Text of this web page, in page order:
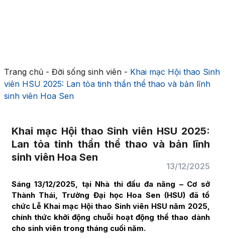
Trang chủ- Đời sống sinh viên- Khai mạc Hội thao Sinh
viên HSU 2025: Lan tỏa tinh thần thể thao và bản lĩnh
sinh viên Hoa Sen
Khai mạc Hội thao Sinh viên HSU 2025:
Lan tỏa tinh thần thể thao và bản lĩnh
sinh viên Hoa Sen
13/12/2025
Sáng 13/12/2025, tại Nhà thi đấu đa năng – Cơ sở
Thành Thái, Trường Đại học Hoa Sen (HSU) đã tổ
chức Lễ Khai mạc Hội thao Sinh viên HSU năm 2025,
chính thức khởi động chuỗi hoạt động thể thao dành
cho sinh viên trong tháng cuối năm.